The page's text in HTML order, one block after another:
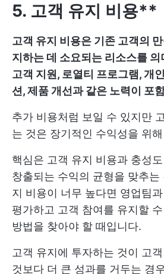
5. 고객 유지 비용**
고객 유지 비용은 기존 고객의
지하는 데 소요되는 리소스를
고객 지원, 로열티 프로그램, 개
션, 제품 개선과 같은 노력이 포
추가 비용처럼 보일 수 있지만
는 것은 장기적인 수익성을 위
핵심은 고객 유지 비용과 충성
창출되는 수익의 균형을 맞추는
지 비용이 너무 높다면 영업팀
평가하고 고객 참여를 유지할
방법을 찾아야 할 때입니다.
고객 유지에 투자하는 것이 고
것보다 더 큰 성과를 거두는 경